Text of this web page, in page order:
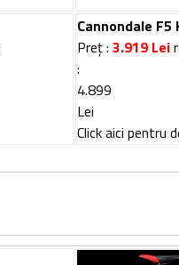
Cannondale F5
Preț : 3.919 Lei
:
4.899
Lei
Click aici pentru